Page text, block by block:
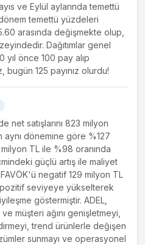
ve Eylül aylarında temettü
temettü yüzdeleri
arasında değişmekte olup,
Dağıtımlar genel
yıl önce 100 pay alıp
bugün 125 payınız olurdu!
net satışlarını 823 milyon
aynı dönemine göre %127
milyon TL ile %98 oranında
güçlü artış ile maliyet
negatif 129 milyon TL
seviyeye yükselterek
göstermiştir. ADEL,
müşteri ağını genişletmeyi,
trend ürünlerle değişen
sunmayı ve operasyonel